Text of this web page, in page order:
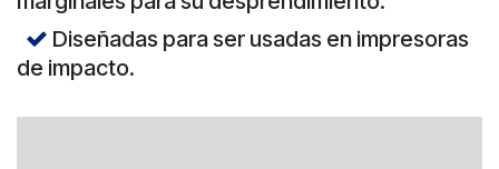
Diseñadas para ser usadas en impresoras
de impacto.